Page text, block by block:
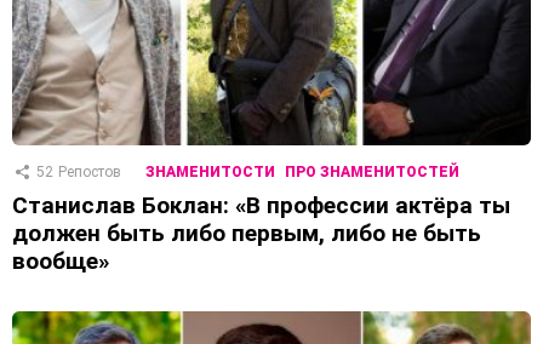
52 Репостов ЗНАМЕНИТОСТИ ПРО ЗНАМЕНИТОСТЕЙ
Станислав Боклан: «В профессии актёра ты
должен быть либо первым, либо не быть
вообще»